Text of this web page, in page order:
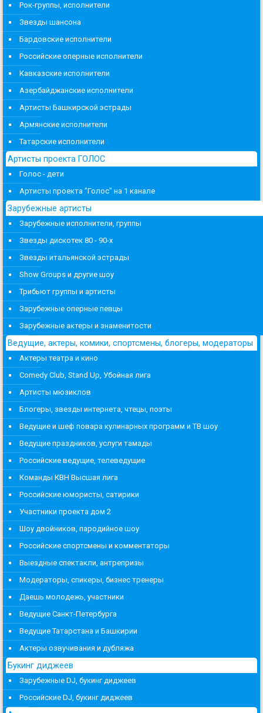
Рок-группы, исполнители
Звезды шансона
Бардовские исполнители
Российские оперные исполнители
Кавказские исполнители
Азербайджанские исполнители
Артисты Башкирской эстрады
Армянские исполнители
Татарские исполнители
Артисты проекта ГОЛОС
Голос - дети
Артисты проекта "Голос" на 1 канале
Зарубежные артисты
Зарубежные исполнители, группы
Звезды дискотек 80 - 90-х
Звезды итальянской эстрады
Show Groups и другие шоу
Трибьют группы и артисты
Зарубежные оперные певцы
Зарубежные актеры и знаменитости
Ведущие, актеры, комики, спортсмены, блогеры, модераторы
Актеры театра и кино
Comedy Club, Stand Up, Убойная лига
Артисты мюзиклов
Блогеры, звезды интернета, чтецы, поэты
Ведущие и шеф повара кулинарных программ и ТВ шоу
Ведущие праздников, услуги тамады
Российские ведущие, телеведущие
Команды КВН Высшая лига
Российские юмористы, сатирики
Участники проекта дом 2
Шоу двойников, пародийное шоу
Российские спортсмены и комментаторы
Выездные спектакли, антрепризы
Модераторы, спикеры, бизнес тренеры
Даешь молодежь, участники
Ведущие Санкт-Петербурга
Ведущие Татарстана и Башкирии
Актеры озвучивания и дубляжа
Букинг диджеев
Зарубежные DJ, букинг диджеев
Российские DJ, букинг диджеев